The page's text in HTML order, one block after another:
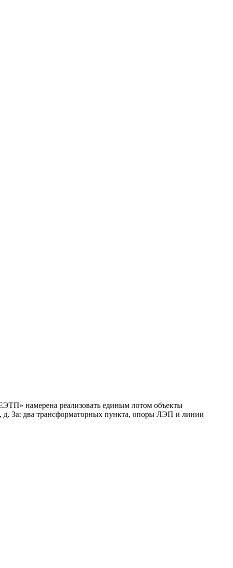
намерена реализовать единым лотом объекты
д. 3а: два трансформаторных пункта, опоры ЛЭП и линии